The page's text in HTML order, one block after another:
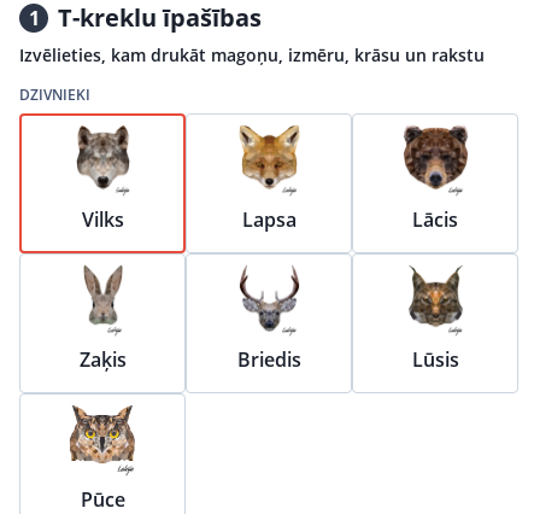
1 T-kreklu īpašības
Izvēlieties, kam drukāt magoņu, izmēru, krāsu un rakstu
DZIVNIEKI
Vilks Lapsa Lācis
Zaķis Briedis Lūsis
Pūce